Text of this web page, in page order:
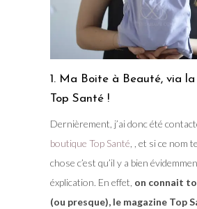
1. Ma Boite à Beauté, via
Top Santé !
Dernièrement, j’ai donc été
boutique Top Santé , , et si ce nom
chose c’est qu’il y a bien
éxplication. En effet, on connait
(ou presque), le magazine Top